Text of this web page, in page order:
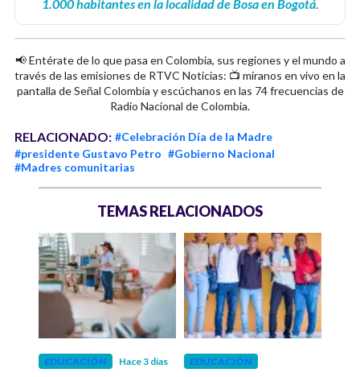
1.000 habitantes en la localidad de Bosa en Bogotá.
📢 Entérate de lo que pasa en Colombia, sus regiones y el mundo a
través de las emisiones de RTVC Noticias: 📺 míranos en vivo en la
pantalla de Señal Colombia y escúchanos en las 74 frecuencias de
Radio Nacional de Colombia.
RELACIONADO: #Celebración Día de la Madre
#presidente Gustavo Petro #Gobierno Nacional
#Madres comunitarias
TEMAS RELACIONADOS
EDUCACIÓN Hace 3 días EDUCACIÓN